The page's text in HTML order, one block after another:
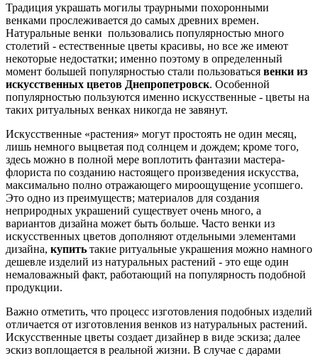
Традиция украшать могилы траурными похоронными
венками прослеживается до самых древних времен.
Натуральные венки пользовались популярностью много
столетий - естественные цветы красивы, но все же имеют
некоторые недостатки; именно поэтому в определенный
момент большей популярностью стали пользоваться венки из
искусственных цветов Днепропетровск. Особенной
популярностью пользуются именно искусственные - цветы на
таких ритуальных венках никогда не завянут.
Искусственные «растения» могут простоять не один месяц,
лишь немного выцветая под солнцем и дождем; кроме того,
здесь можно в полной мере воплотить фантазии мастера-
флориста по созданию настоящего произведения искусства,
максимально полно отражающего мироощущение усопшего.
Это одно из преимуществ; материалов для создания
неприродных украшений существует очень много, а
вариантов дизайна может быть больше. Часто венки из
искусственных цветов дополняют отдельными элементами
дизайна, купить такие ритуальные украшения можно намного
дешевле изделий из натуральных растений - это еще один
немаловажный факт, работающий на популярность подобной
продукции.
Важно отметить, что процесс изготовления подобных изделий
отличается от изготовления венков из натуральных растений.
Искусственные цветы создает дизайнер в виде эскиза; далее
эскиз воплощается в реальной жизни. В случае с дарами